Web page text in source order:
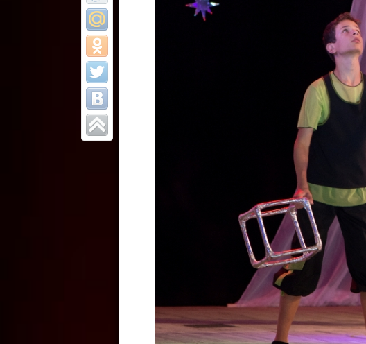
Финал
цирковых коллективов
Приднестровского
Образцовый эстрадно-цирковой
Протягайловка, г. Бендеры ,
Народный цирковой клоунский
досуговый центр «Шелковик»
культуры Приднестровской
Народный цирковой коллектив
Григориопольского района,
Приднестровской Молдавской
Народный цирковой коллектив
Слободзейского района,
Приднестровской Молдавской
Казавчинская;
Образцовый эстрадно-цирковой